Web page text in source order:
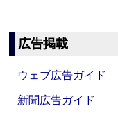
広告掲載
ウェブ広告ガイド
新聞広告ガイド